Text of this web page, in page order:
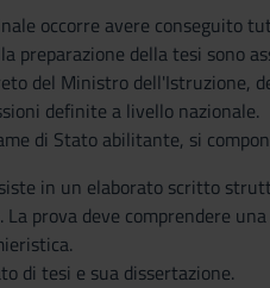
occorre avere
preparazione della tesi sono
del Ministro dell'Istruzione,
definite a livello nazionale.
di Stato abilitante, si
in un elaborato scritto
prova deve comprendere
di tesi e sua dissertazione.